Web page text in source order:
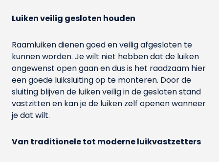
Luiken veilig gesloten houden
Raamluiken dienen goed en veilig afgesloten te
kunnen worden. Je wilt niet hebben dat de luiken
ongewenst open gaan en dus is het raadzaam hier
een goede luiksluiting op te monteren. Door de
sluiting blijven de luiken veilig in de gesloten stand
vastzitten en kan je de luiken zelf openen wanneer
je dat wilt.
Van traditionele tot moderne luikvastzetters